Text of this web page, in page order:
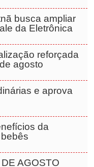
busca ampliar
da Eletrônica
reforçada
agosto
e aprova
da
AGOSTO